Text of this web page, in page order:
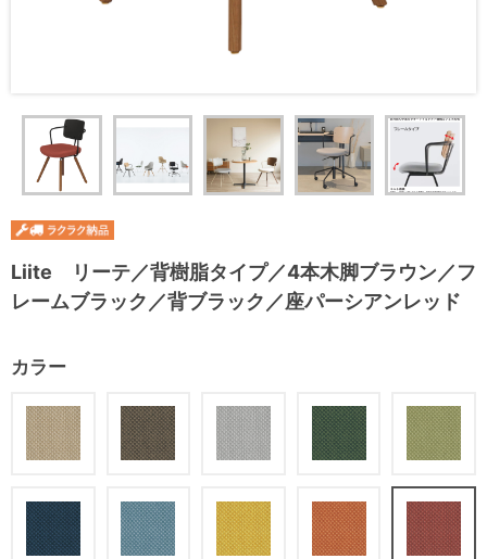
Liite リーテ／背樹脂タイプ／4本木脚ブラウン／フ
レームブラック／背ブラック／座パーシアンレッド
カラー